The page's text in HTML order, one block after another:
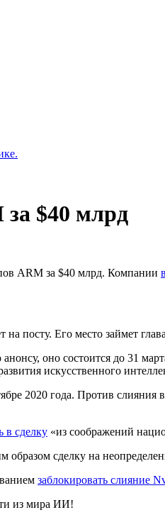
за $40 млрд
ARM за $40 млрд. Компании
посту. Его место займет
анонсу, оно состоится до 31
искусственного
2020 года. Против
в сделку «из соображений
образом сделку на
заблокировать слияние
из мира ИИ!